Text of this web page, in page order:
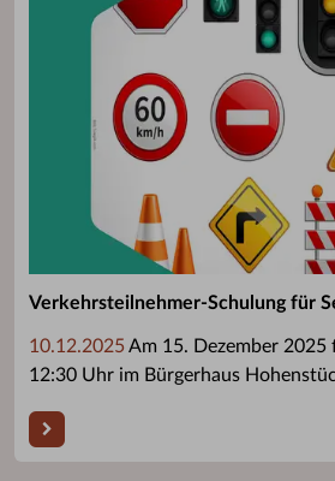
Verkehrsteilnehmer-Schulung für
10.12.2025Am 15. Dezember
12:30 Uhr im Bürgerhaus